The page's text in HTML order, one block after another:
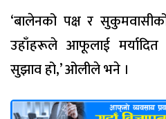
‘बालेनको पक्ष र
उहाँहरूले आफूलाई मर्यादित
सुझाव हो,’ ओलीले भने ।